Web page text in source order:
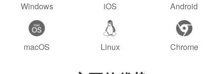
Windows iOS Android
macOS Linux Chrome